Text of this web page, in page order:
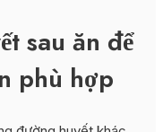
sau ăn để
phù hợp